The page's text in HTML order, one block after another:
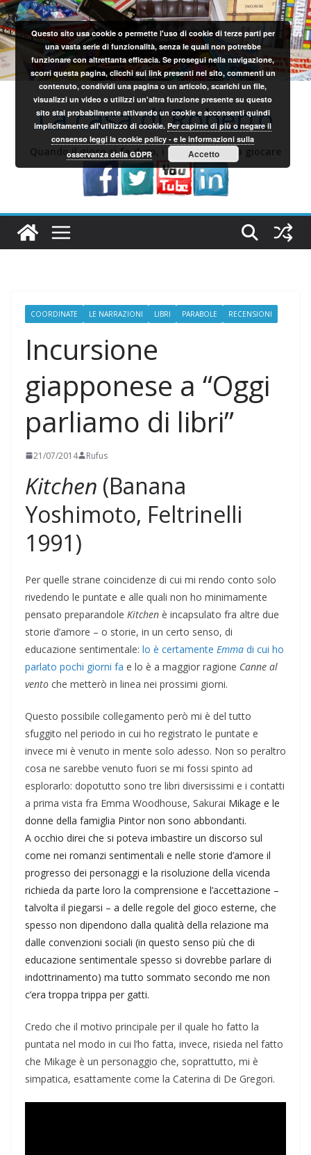
Salta
al
contenuto
La casa di Roberto
Quando il gioco si fa duro, i sardi iniziano a giocare
COORDINATE LE NARRAZIONI LIBRI PARABOLE RECENSIONI
Incursione
giapponese a “Oggi
parliamo di libri”
21/07/2014 Rufus
Kitchen (Banana
Yoshimoto, Feltrinelli
1991)
Per quelle strane coincidenze di cui mi rendo conto solo
rivedendo le puntate e alle quali non ho minimamente
pensato preparandole Kitchen è incapsulato fra altre due
storie d’amore – o storie, in un certo senso, di
educazione sentimentale: lo è certamente Emma di cui ho
parlato pochi giorni fa e lo è a maggior ragione Canne al
vento che metterò in linea nei prossimi giorni.
Questo possibile collegamento però mi è del tutto
sfuggito nel periodo in cui ho registrato le puntate e
invece mi è venuto in mente solo adesso. Non so peraltro
cosa ne sarebbe venuto fuori se mi fossi spinto ad
esplorarlo: dopotutto sono tre libri diversissimi e i contatti
a prima vista fra Emma Woodhouse, Sakurai Mikage e le
donne della famiglia Pintor non sono abbondanti.
A occhio direi che si poteva imbastire un discorso sul
come nei romanzi sentimentali e nelle storie d’amore il
progresso dei personaggi e la risoluzione della vicenda
richieda da parte loro la comprensione e l’accettazione –
talvolta il piegarsi – a delle regole del gioco esterne, che
spesso non dipendono dalla qualità della relazione ma
dalle convenzioni sociali (in questo senso più che di
educazione sentimentale spesso si dovrebbe parlare di
indottrinamento) ma tutto sommato secondo me non
c’era troppa trippa per gatti.
Credo che il motivo principale per il quale ho fatto la
puntata nel modo in cui l’ho fatta, invece, risieda nel fatto
che Mikage è un personaggio che, soprattutto, mi è
simpatica, esattamente come la Caterina di De Gregori.
Questo sito usa cookie o permette l'uso di cookie di terze parti per
una vasta serie di funzionalità, senza le quali non potrebbe
funzionare con altrettanta efficacia. Se prosegui nella navigazione,
scorri questa pagina, clicchi sui link presenti nel sito, commenti un
contenuto, condividi una pagina o un articolo, scarichi un file,
visualizzi un video o utilizzi un'altra funzione presente su questo
sito stai probabilmente attivando un cookie e acconsenti quindi
implicitamente all'utilizzo di cookie.Per capirne di più o negare il
consenso leggi la cookie policy - e le informazioni sulla
osservanza della GDPR
Accetto